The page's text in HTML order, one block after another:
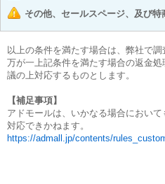
その他、セールスページ、及び
以上の条件を満たす場合は、弊社で
万が一上記条件を満たす場合の返金
議の上対応するものとします。
【補足事項】
アドモールは、いかなる場合におい
対応できかねます。
https://admall.jp/contents/